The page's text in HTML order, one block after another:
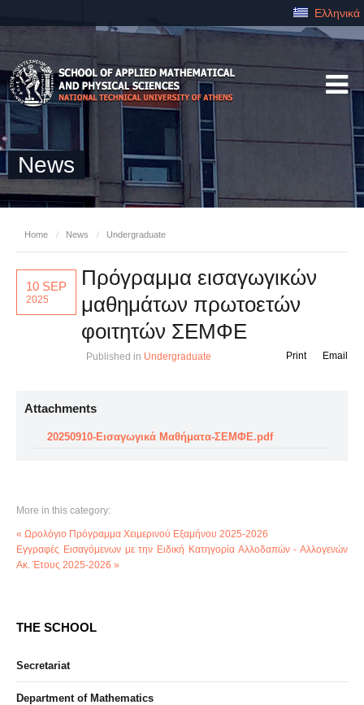
Ελληνικά
News
Home / News / Undergraduate
10 SEP
2025
Πρόγραμμα εισαγωγικών
μαθημάτων πρωτοετών
φοιτητών ΣΕΜΦΕ
Published in Undergraduate Email
Print
Attachments
20250910-Εισαγωγικά Μαθήματα-ΣΕΜΦΕ.pdf
More in this category:
« Ωρολόγιο Πρόγραμμα Χειμερινού Εξαμήνου 2025-2026
Εγγραφές Εισαγόμενων με την Ειδική Κατηγορία Αλλοδαπών - Αλλογενών
Ακ. Έτους 2025-2026 »
THE SCHOOL
Secretariat
Department of Mathematics